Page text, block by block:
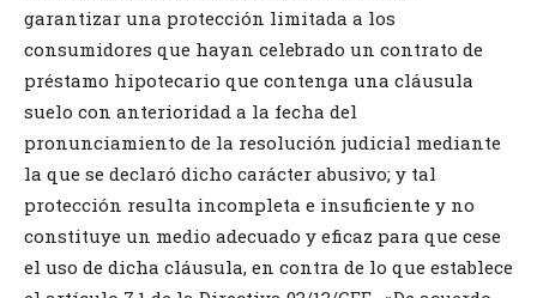
garantizar una protección limitada a los
consumidores que hayan celebrado un contrato de
préstamo hipotecario que contenga una cláusula
suelo con anterioridad a la fecha del
pronunciamiento de la resolución judicial mediante
la que se declaró dicho carácter abusivo; y tal
protección resulta incompleta e insuficiente y no
constituye un medio adecuado y eficaz para que cese
el uso de dicha cláusula, en contra de lo que establece